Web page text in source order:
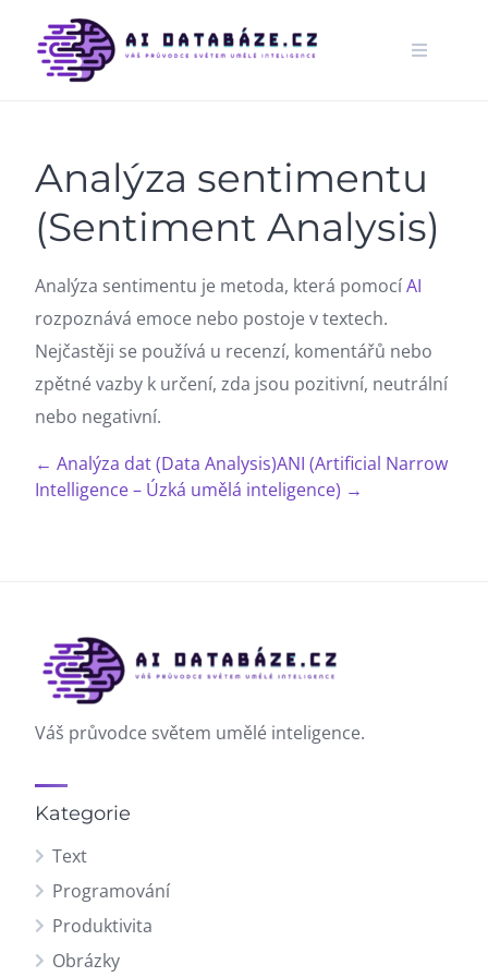
content
Analýza sentimentu
(Sentiment Analysis)
Analýza sentimentu je metoda, která pomocíAI
rozpoznává emoce nebo postoje v textech.
Nejčastěji se používá u recenzí, komentářů nebo
zpětné vazby k určení, zda jsou pozitivní, neutrální
nebo negativní.
← Analýza dat (Data Analysis)ANI (Artificial Narrow
Intelligence – Úzká umělá inteligence) →
Váš průvodce světem umělé inteligence.
Kategorie
Text
Programování
Produktivita
Obrázky